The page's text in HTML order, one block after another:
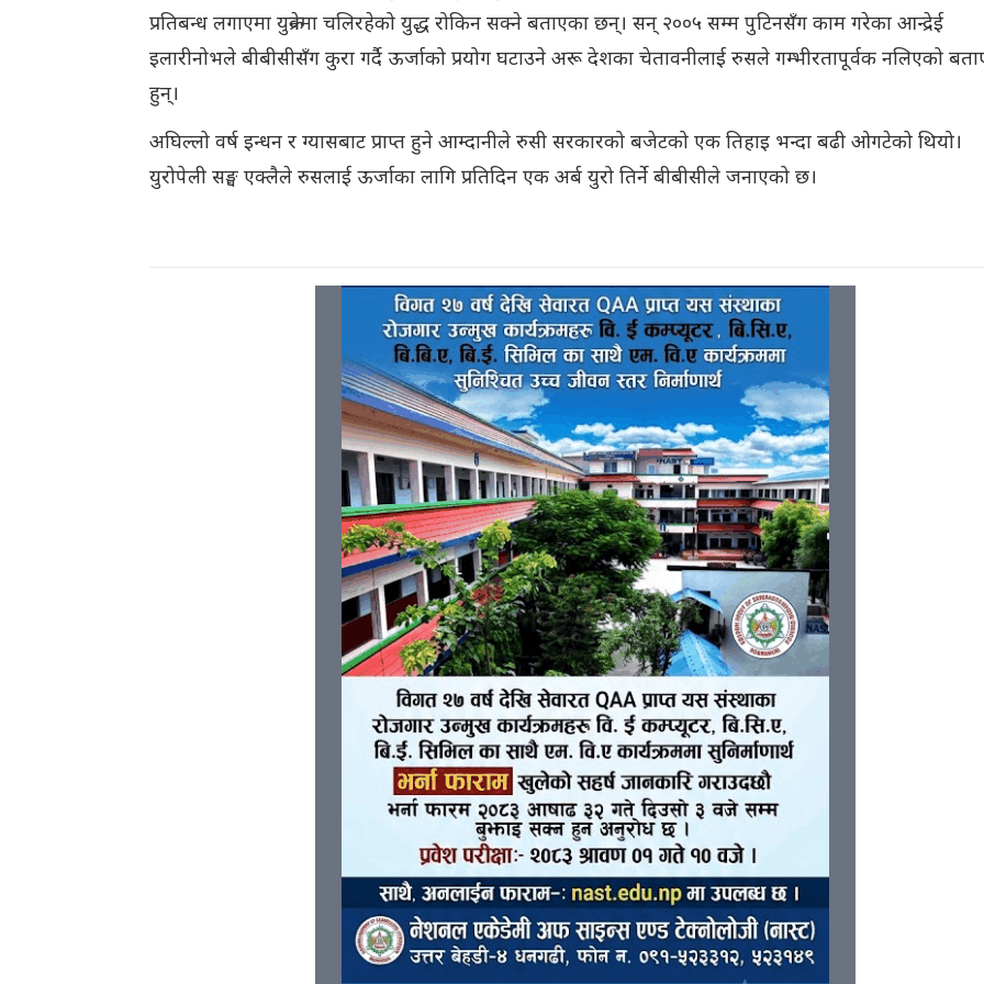
प्रतिबन्ध लगाएमा युक्रेनमा चलिरहेको युद्ध रोकिन सक्ने बताएका छन्। सन् २००५ सम्म पुटिनसँग काम गरेका आन्द्रेई
इलारीनोभले बीबीसीसँग कुरा गर्दै ऊर्जाको प्रयोग घटाउने अरू देशका चेतावनीलाई रुसले गम्भीरतापूर्वक नलिएको
हुन्।
अघिल्लो वर्ष इन्धन र ग्यासबाट प्राप्त हुने आम्दानीले रुसी सरकारको बजेटको एक तिहाइ भन्दा बढी ओगटेको थियो।
युरोपेली सङ्घ एक्लैले रुसलाई ऊर्जाका लागि प्रतिदिन एक अर्ब युरो तिर्ने बीबीसीले जनाएको छ।